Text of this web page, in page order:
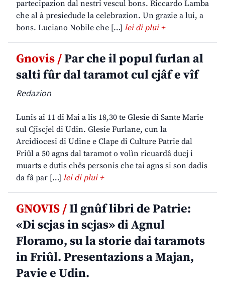
partecipazion dal nestri vescul bons. Riccardo Lamba
che al à presiedude la celebrazion. Un grazie a lui, a
bons. Luciano Nobile che […] lei di plui +
Gnovis /Par che il popul furlan al
salti fûr dal taramot cul cjâf e vîf
Redazion
Lunis ai 11 di Mai a lis 18,30 te Glesie di Sante Marie
sul Cjiscjel di Udin. Glesie Furlane, cun la
Arcidiocesi di Udine e Clape di Culture Patrie dal
Friûl a 50 agns dal taramot o volìn ricuardâ ducj i
muarts e dutis chês personis che tai agns si son dadis
da fâ par […] lei di plui +
GNOVIS /Il gnûf libri de Patrie:
«Di scjas in scjas» di Agnul
Floramo, su la storie dai taramots
in Friûl. Presentazions a Majan,
Pavie e Udin.